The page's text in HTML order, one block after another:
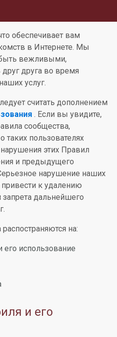
обеспечивает вам
в Интернете. Мы
вежливыми,
друга во время
услуг.
считать дополнением
. Если вы увидите,
сообщества,
таких пользователях
этих Правил
и предыдущего
нарушение наших
к удалению
дальнейшего
на:
использование
и его